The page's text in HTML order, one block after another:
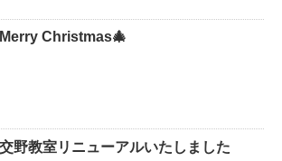
Merry Christmas🎄
交野教室リニューアルいたしました